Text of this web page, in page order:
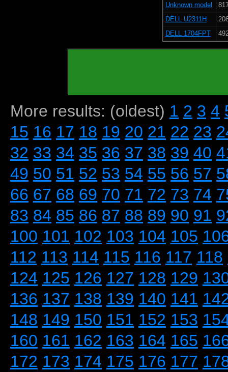
Unknown model
DELL U2311H
DELL 1704FPT
More results: (oldest) 1 2 3 4
15 16 17 18 19 20 21 22 23
32 33 34 35 36 37 38 39 40
49 50 51 52 53 54 55 56 57
66 67 68 69 70 71 72 73 74
83 84 85 86 87 88 89 90 91
100 101 102 103 104 105
112 113 114 115 116 117 118
124 125 126 127 128 129
136 137 138 139 140 141
148 149 150 151 152 153
160 161 162 163 164 165
172 173 174 175 176 177